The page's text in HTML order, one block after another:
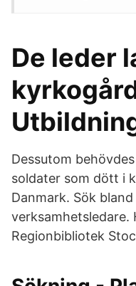
De leder
Dessutom
soldater som dött i
Danmark. Sök
verksamhetsledare.
Regionbibliotek